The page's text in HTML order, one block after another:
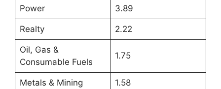
Power 3.89
Realty 2.22
Oil, Gas &
Consumable Fuels
1.75
Metals & Mining 1.58